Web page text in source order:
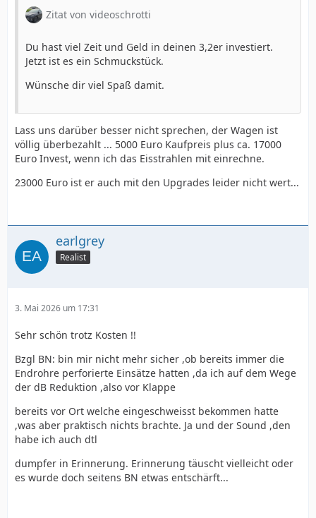
Zitat von videoschrotti
Du hast viel Zeit und Geld in deinen 3,2er investiert.
Jetzt ist es ein Schmuckstück.
Wünsche dir viel Spaß damit.
Lass uns darüber besser nicht sprechen, der Wagen ist
völlig überbezahlt ... 5000 Euro Kaufpreis plus ca. 17000
Euro Invest, wenn ich das Eisstrahlen mit einrechne.
23000 Euro ist er auch mit den Upgrades leider nicht wert...
earlgrey
Realist
3. Mai 2026 um 17:31
Sehr schön trotz Kosten !!
Bzgl BN: bin mir nicht mehr sicher ,ob bereits immer die
Endrohre perforierte Einsätze hatten ,da ich auf dem Wege
der dB Reduktion ,also vor Klappe
bereits vor Ort welche eingeschweisst bekommen hatte
,was aber praktisch nichts brachte. Ja und der Sound ,den
habe ich auch dtl
dumpfer in Erinnerung. Erinnerung täuscht vielleicht oder
es wurde doch seitens BN etwas entschärft...